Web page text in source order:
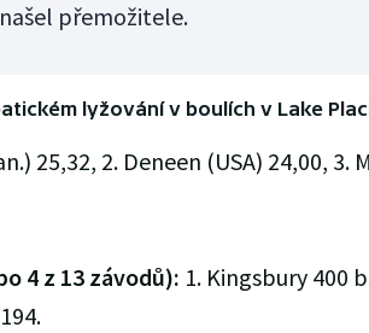
přemožitele.
lyžování v boulích v Lake
25,32, 2. Deneen (USA) 24,00, 3.
4 z 13 závodů): 1. Kingsbury 400